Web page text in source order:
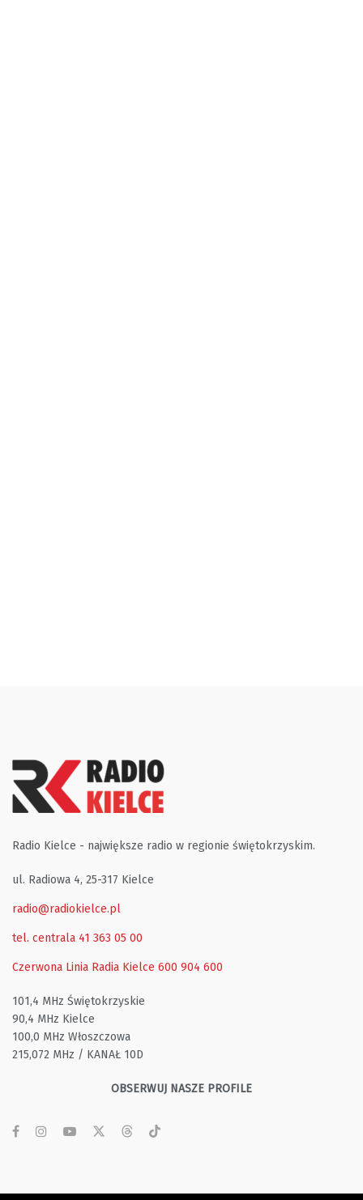
Radio Kielce - największe radio w regionie świętokrzyskim.
ul. Radiowa 4, 25-317 Kielce
radio@radiokielce.pl
tel. centrala 41 363 05 00
Czerwona Linia Radia Kielce 600 904 600
101,4 MHz Świętokrzyskie
90,4 MHz Kielce
100,0 MHz Włoszczowa
215,072 MHz / KANAŁ 10D
OBSERWUJ NASZE PROFILE